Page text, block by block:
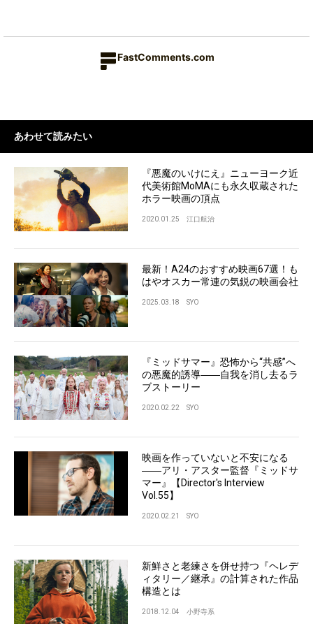
FastComments.com
あわせて読みたい
『悪魔のいけにえ』ニューヨーク近
代美術館MoMAにも永久収蔵された
ホラー映画の頂点
2020.01.25 江口航治
最新！A24のおすすめ映画67選！も
はやオスカー常連の気鋭の映画会社
2025.03.18 SYO
『ミッドサマー』恐怖から“共感”へ
の悪魔的誘導――自我を消し去るラ
ブストーリー
2020.02.22 SYO
映画を作っていないと不安になる
――アリ・アスター監督『ミッドサ
マー』【Director's Interview
Vol.55】
2020.02.21 SYO
新鮮さと老練さを併せ持つ『ヘレデ
ィタリー／継承』の計算された作品
構造とは
2018.12.04 小野寺系